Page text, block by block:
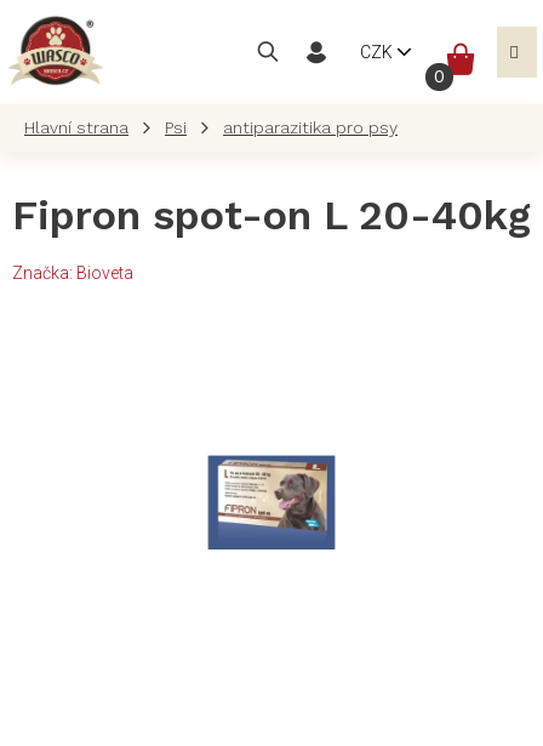
obsah
CZK
Psi antiparazitika pro psy
Fipron spot-on L 20-40kg
Značka: Bioveta